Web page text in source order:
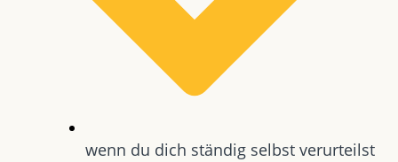
wenn du dich ständig selbst verurteilst